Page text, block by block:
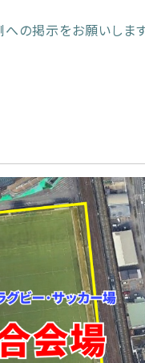
の掲示をお願いしま